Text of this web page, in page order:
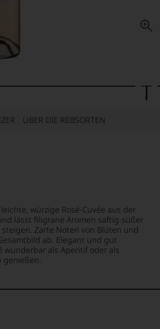
ÜBER DIE REBSORTEN
würzige Rosé-Cuvée aus der
lässt filigrane Aromen saftig-süßer
Zarte Noten von Blüten und
ab. Elegant und gut
wunderbar als Aperitif oder als
genießen.